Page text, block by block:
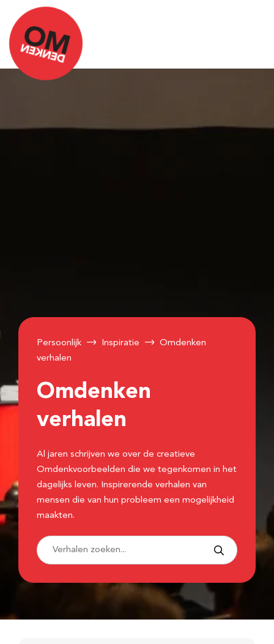
Persoonlijk Inspiratie
Omdenken
verhalen
Omdenken
verhalen
Al jaren schrijven we over de creatieve
Omdenkvoorbeelden die we tegenkomen in het
dagelijks leven. Inspirerende verhalen van
mensen die van hun probleem een mogelijkheid
maakten.